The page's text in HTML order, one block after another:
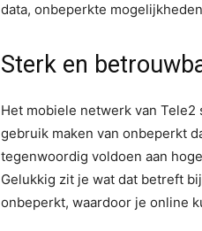
data, onbeperkte
Sterk en
Het mobiele netwerk van Tele2
gebruik maken van onbeperkt
tegenwoordig voldoen aan
Gelukkig zit je wat dat betreft
onbeperkt, waardoor je online